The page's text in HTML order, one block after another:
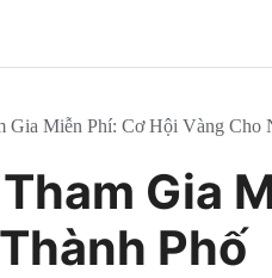
Gia Miễn Phí: Cơ Hội Vàng Cho
Gia
Phố